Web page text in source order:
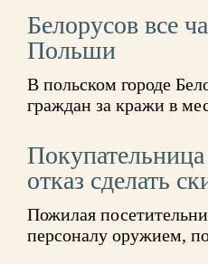
Белорусов все
Польши
В польском городе
граждан за кражи в
Покупательница
отказ сделать
Пожилая
персоналу оружием,